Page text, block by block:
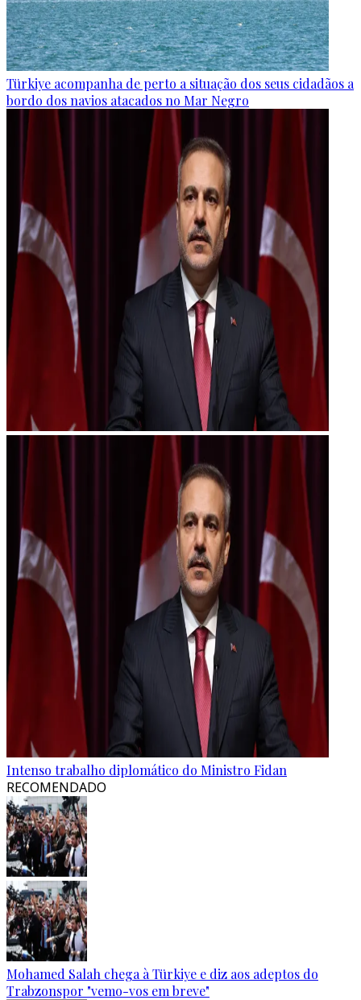
Türkiye acompanha de perto a situação dos seus cidadãos a
bordo dos navios atacados no Mar Negro
Intenso trabalho diplomático do Ministro Fidan
RECOMENDADO
Mohamed Salah chega à Türkiye e diz aos adeptos do
Trabzonspor "vemo-vos em breve"